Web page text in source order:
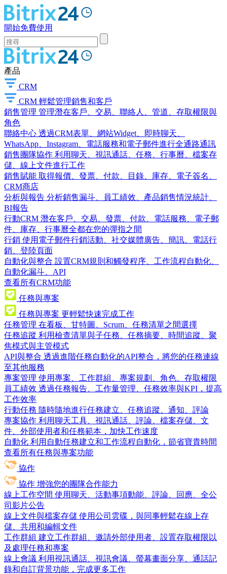
開始免費使用
產品
CRM
CRM 輕鬆管理銷售和客戶
銷售管理 管理潛在客戶、交易、聯絡人、管道、存取權限與
角色
聯絡中心 透過CRM表單、網站Widget、即時聊天、
WhatsApp、Instagram、電話服務和電子郵件進行全通路通訊
銷售團隊協作 利用聊天、視訊通話、任務、行事曆、檔案存
儲、線上文件進行工作
銷售賦能 取得報價、發票、付款、目錄、庫存、電子簽名、
CRM商店
分析與報告 分析銷售漏斗、員工績效、產品銷售情況統計、
BI報告
行動CRM 潛在客戶、交易、發票、付款、電話服務、電子郵
件、庫存、行事曆全都在您的彈指之間
行銷 使用電子郵件行銷活動、社交媒體廣告、簡訊、電話行
銷、登陸頁面
自動化與整合 設置CRM規則和觸發程序、工作流程自動化、
自動化漏斗、API
查看所有CRM功能
任務與專案
任務與專案 更輕鬆快速完成工作
任務管理 在看板、甘特圖、Scrum、任務清單之間選擇
任務追蹤 利用檢查清單與子任務、任務摘要、時間追蹤、聚
焦模式與主管模式
API與整合 透過進階任務自動化的API整合，將您的任務連線
至其他服務
專案管理 使用專案、工作群組、專案規劃、角色、存取權限
員工績效 透過任務報告、工作量管理、任務效率與KPI，提高
工作效率
行動任務 隨時隨地進行任務建立、任務追蹤、通知、評論
專案協作 利用聊天工具、視訊通話、評論、檔案存儲、文
件、外部使用者和任務範本，加快工作速度
自動化 利用自動任務建立和工作流程自動化，節省寶貴時間
查看所有任務與專案功能
協作
協作 增強您的團隊合作能力
線上工作空間 使用聊天、活動事項動能、評論、回應、全公
司影片公告
線上文件與檔案存儲 使用公司雲碟，與同事輕鬆在線上存
儲、共用和編輯文件
工作群組 建立工作群組、邀請外部使用者、設置存取權限以
及處理任務和專案
線上會議 利用視訊通話、視訊會議、螢幕畫面分享、通話記
錄和自訂背景功能，完成更多工作